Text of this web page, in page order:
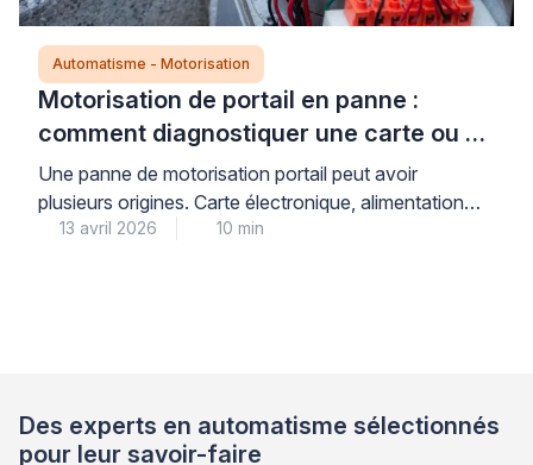
Automatisme - Motorisation
Motorisation de portail en panne :
comment diagnostiquer une carte ou un
moteur défectueux ?
Une panne de motorisation portail peut avoir
plusieurs origines. Carte électronique, alimentation
électrique, accessoires de sécurité ou moteur :
13 avril 2026 10 min
Des experts en automatisme sélectionnés
pour leur savoir-faire